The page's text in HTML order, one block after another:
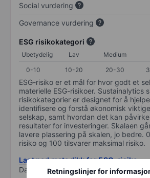
Retningslinjer for
Social vurdering
Governance vurdering
ESG risikokategori
Ubetydelig Lav Medium
0-10
10-20 20-30
ESG-risiko er et mål for hvor godt et
materielle ESG-risikoer. Sustainalytics
risikokategorier er designet for å
identifisere og forstå økonomisk
selskap, samt hvordan det kan
resultater for investeringer. Skalaen
lavere plassering på skalen, jo bedre.
risiko og 100 tilsvarer maksimal risiko.
Last ned metodikk for ESG-risiko
Data levert av
/